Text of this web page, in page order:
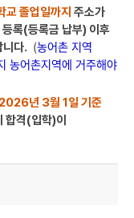
교 졸업일까지 주소가
록(등록금 납부) 이후
니다. (농어촌 지역
농어촌지역에 거주해야
2026년 3월 1일 기준
합격(입학)이